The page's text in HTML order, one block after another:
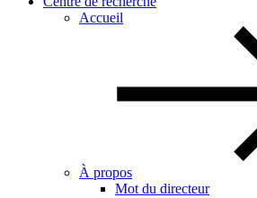
Accueil
À propos
Mot du directeur